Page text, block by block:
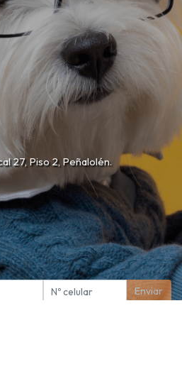
27, Piso 2, Peñalolén.
Enviar